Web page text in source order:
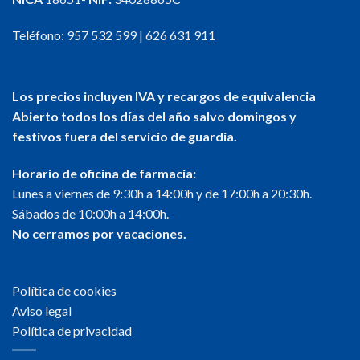
en
producto
Teléfono: 957 532 599| 626 631 911
Los precios incluyen IVA y recargos de equivalencia
Abierto todos los días del año salvo domingos y
festivos fuera del servicio de guardia.
Horario de oficina de farmacia:
Lunes a viernes de 9:30h a 14:00h y de 17:00h a 20:30h.
Sábados de 10:00h a 14:00h.
No cerramos por vacaciones.
Política de cookies
Aviso legal
Política de privacidad